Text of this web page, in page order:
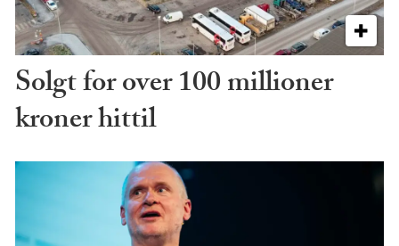
Solgt for over 100 millioner
kroner hittil